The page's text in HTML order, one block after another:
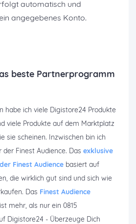
automatisch und
angegebenes Konto.
beste Partnerprogramm
habe ich viele Digistore24 Produkte
viele Produkte auf dem Marktplatz
sie scheinen. Inzwischen bin ich
Finest Audience. Das exklusive
Finest Audience basiert auf
die wirklich gut sind und sich wie
Das Finest Audience
ist mehr, als nur ein 0815
Digistore24 - Überzeuge Dich